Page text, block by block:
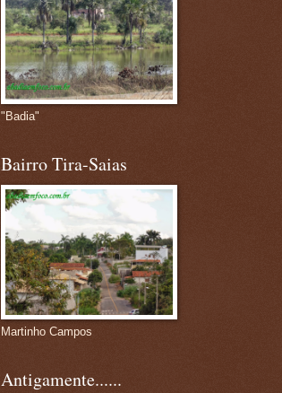
"Badia"
Bairro Tira-Saias
Martinho Campos
Antigamente......